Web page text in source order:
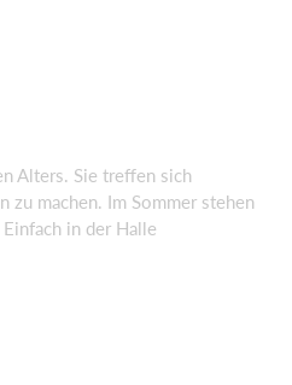
Alters. Sie treffen sich
zu machen. Im Sommer stehen
in der Halle